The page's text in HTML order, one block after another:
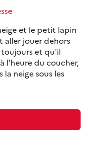
et le petit lapin
aller jouer dehors
toujours et qu'il
l'heure du coucher,
neige sous les